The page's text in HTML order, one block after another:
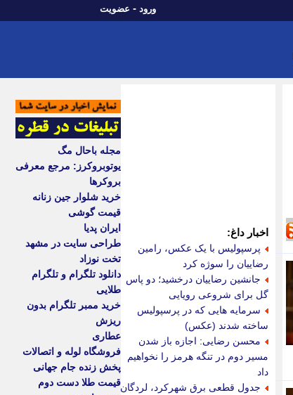
ورود - عضویت
اخبار داغ:
پرسپولیس با یک عکس، رامین
رضاییان را سوژه کرد
جانشین رضاییان درخشید؛ دو پاس
گل برای شروعی رویایی
سرمایه هایی که در پرسپولیس
ساخته شدند (عکس)
محسن رضایی: اجازه باز شدن
مسیر دوم در تنگه هرمز را نخواهیم
داد
جدول قطعی برق شهرکرد، لردگان
مجله باحال مگ
یوتوبروکرز: مرجع معرفی
بروکرها
خرید شلوار جین زنانه
قیمت گوشی
ایران پدیا
طراحی سایت در مشهد
تخت نوزاد
دانلود تلگرام و تلگرام
طلایی
خرید ممبر تلگرام بدون
ریزش
عطاری
فروشگاه لوله و اتصالات
پخش زنده جام جهانی
قیمت طلا دست دوم